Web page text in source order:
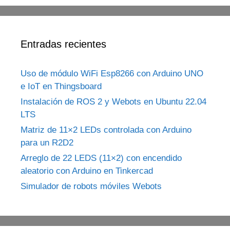
Entradas recientes
Uso de módulo WiFi Esp8266 con Arduino UNO
e IoT en Thingsboard
Instalación de ROS 2 y Webots en Ubuntu 22.04
LTS
Matriz de 11×2 LEDs controlada con Arduino
para un R2D2
Arreglo de 22 LEDS (11×2) con encendido
aleatorio con Arduino en Tinkercad
Simulador de robots móviles Webots